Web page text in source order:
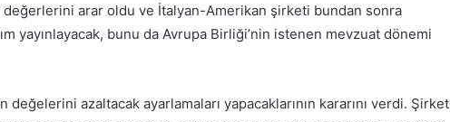
arar oldu ve İtalyan-Amerikan şirketi bundan sonra
yayınlayacak, bunu da Avrupa Birliği’nin istenen mevzuat dönemi
azaltacak ayarlamaları yapacaklarının kararını verdi. Şirket